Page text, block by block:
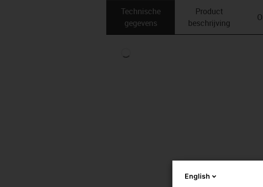
Technische
gegevens
Product
beschrijving
English